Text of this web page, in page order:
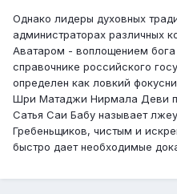
Однако лидеры духовных
администраторах различных
Аватаром - воплощением
справочнике российского
определен как ловкий
Шри Матаджи Нирмала Деви
Сатья Саи Бабу называет
Гребеньщиков, чистым и
быстро дает необходимые